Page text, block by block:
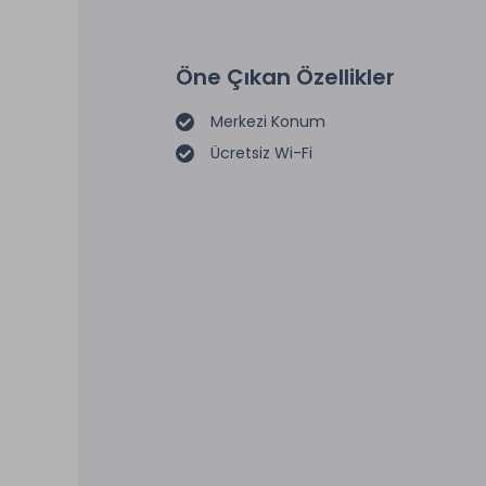
Öne Çıkan Özellikler
Merkezi Konum
Ücretsiz Wi-Fi